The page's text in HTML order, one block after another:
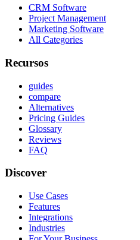
CRM Software
Project Management
Marketing Software
All Categories
Recursos
guides
compare
Alternatives
Pricing Guides
Glossary
Reviews
FAQ
Discover
Use Cases
Features
Integrations
Industries